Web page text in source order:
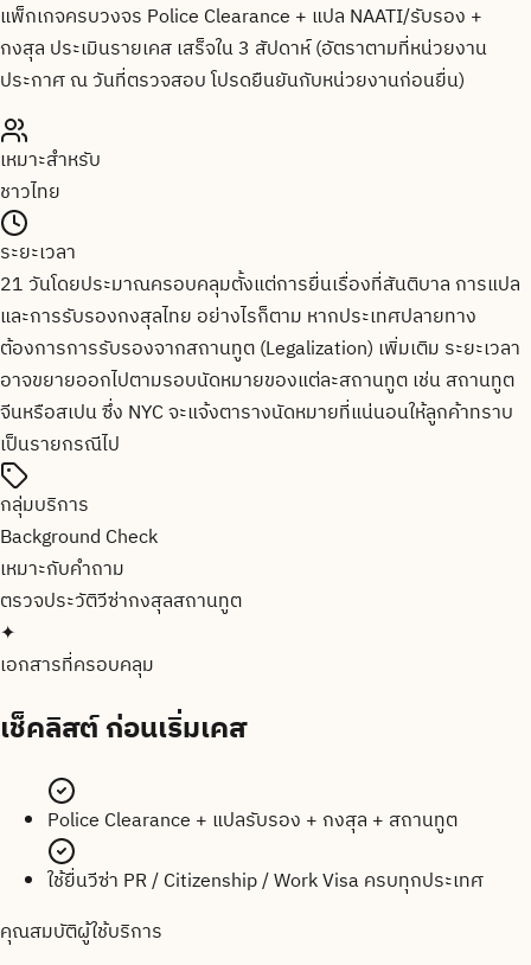
แพ็กเกจครบวงจร Police Clearance + แปล NAATI/รับรอง +
กงสุล ประเมินรายเคส เสร็จใน 3 สัปดาห์ (อัตราตามที่หน่วยงาน
ประกาศ ณ วันที่ตรวจสอบ โปรดยืนยันกับหน่วยงานก่อนยื่น)
เหมาะสำหรับ
ชาวไทย
ระยะเวลา
21 วันโดยประมาณครอบคลุมตั้งแต่การยื่นเรื่องที่สันติบาล การแปล
และการรับรองกงสุลไทย อย่างไรก็ตาม หากประเทศปลายทาง
ต้องการการรับรองจากสถานทูต (Legalization) เพิ่มเติม ระยะเวลา
อาจขยายออกไปตามรอบนัดหมายของแต่ละสถานทูต เช่น สถานทูต
จีนหรือสเปน ซึ่ง NYC จะแจ้งตารางนัดหมายที่แน่นอนให้ลูกค้าทราบ
เป็นรายกรณีไป
กลุ่มบริการ
Background Check
เหมาะกับคำถาม
ตรวจประวัติวีซ่ากงสุลสถานทูต
✦
เอกสารที่ครอบคลุม
เช็คลิสต์ก่อนเริ่มเคส
Police Clearance + แปลรับรอง + กงสุล + สถานทูต
ใช้ยื่นวีซ่า PR / Citizenship / Work Visa ครบทุกประเทศ
คุณสมบัติผู้ใช้บริการ